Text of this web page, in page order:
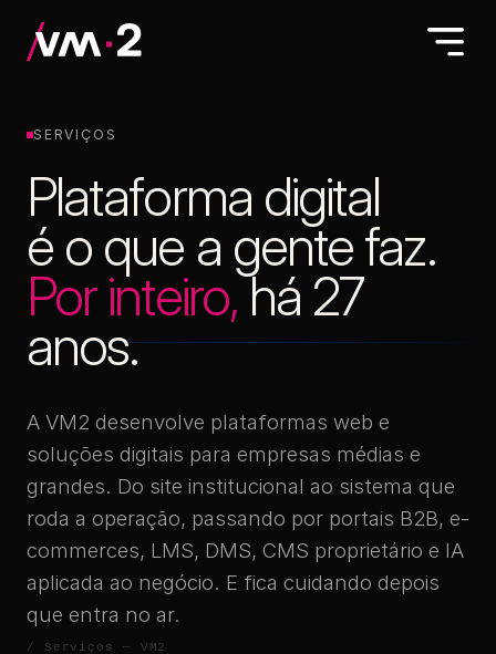
SERVIÇOS
Plataforma digital
é o que a gente faz.
Por inteiro,há 27
anos.
A VM2 desenvolve plataformas web e
soluções digitais para empresas médias e
grandes. Do site institucional ao sistema que
roda a operação, passando por portais B2B, e-
commerces, LMS, DMS, CMS proprietário e IA
aplicada ao negócio. E fica cuidando depois
que entra no ar.